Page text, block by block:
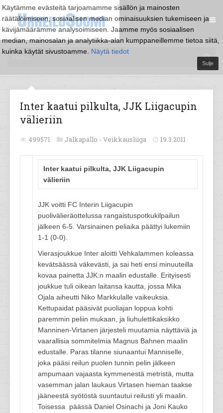
Käytämme evästeitä tarjoamamme sisällön ja mainosten
räätälöimiseen, sosiaalisen median ominaisuuksien tukemiseen ja
kävijämäärämme analysoimiseen. Jaamme myös sosiaalisen
median, mainosalan ja analytiikka-alan kumppaneillemme tietoa siitä,
kuinka käytät sivustoamme. Näytä tiedot
Sulje
Inter kaatui pilkulta, JJK Liigacupin
välieriin
499571 Jalkapallo - Veikkausliiga 19.3.2011
Inter kaatui pilkulta, JJK Liigacupin
välieriin
JJK voitti FC Interin Liigacupin
puolivälieräottelussa rangaistuspotkukilpailun
jälkeen 6-5. Varsinainen peliaika päättyi lukemiin
1-1 (0-0).
Vierasjoukkue Inter aloitti Vehkalammen koleassa
kevätsäässä väkevästi, ja sai heti ensi minuuteilla
kovaa painetta JJK:n maalin edustalle. Erityisesti
joukkue tuli oikean laitansa kautta, jossa Mika
Ojala aiheutti Niko Markkulalle vaikeuksia.
Kettupaidat pääsivät puoliajan loppua kohti
paremmin peliin mukaan, ja liuhulettikaksikko
Manninen-Virtanen järjesteli muutamia näyttäviä ja
vaarallisia sommitelmia Magnus Bahnen maalin
edustalle. Paras tilanne siunaantui Manniselle,
joka pääsi reilun puolen tunnin pelin jälkeen
ampumaan vajaasta kymmenestä metristä, mutta
vasemman jalan laukaus Virtasen hieman taakse
jääneestä syötöstä suuntautui reilusti yli maalin.
Toisessa päässä Daniel Osinachi ja Joni Kauko